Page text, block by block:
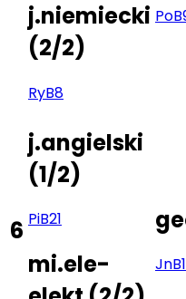
j.niemiecki
(2/2)
RyB8
Po
6
j.angielski
(1/2)
PiB21
mi.ele-
Jn